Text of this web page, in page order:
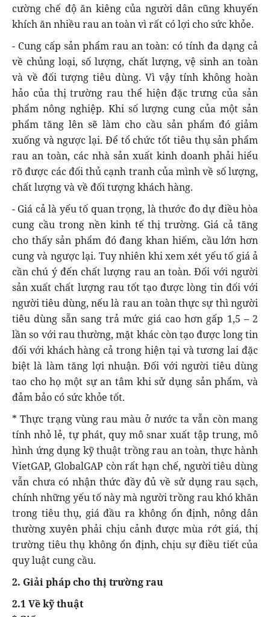
cường chế độ ăn kiêng của người dân cũng khuyến
khích ăn nhiều rau an toàn vì rất có lợi cho sức khỏe.
- Cung cấp sản phẩm rau an toàn: có tính đa dạng cả
về chủng loại, số lượng, chất lượng, vệ sinh an toàn
và về đối tượng tiêu dùng. Vì vậy tính không hoàn
hảo của thị trường rau thể hiện đặc trưng của sản
phẩm nông nghiệp. Khi số lượng cung của một sản
phẩm tăng lên sẽ làm cho cầu sản phẩm đó giảm
xuống và ngược lại. Để tổ chức tốt tiêu thụ sản phẩm
rau an toàn, các nhà sản xuất kinh doanh phải hiểu
rõ được các đối thủ cạnh tranh của mình về số lượng,
chất lượng và về đối tượng khách hàng.
- Giá cả là yếu tố quan trọng, là thước đo dự điều hòa
cung cầu trong nền kinh tế thị trường. Giá cả tăng
cho thấy sản phẩm đó đang khan hiếm, cầu lớn hơn
cung và ngược lại. Tuy nhiên khi xem xét yếu tố giá ả
cần chú ý đến chất lượng rau an toàn. Đối với người
sản xuất chất lượng rau tốt tạo được lòng tin đối với
người tiêu dùng, nếu là rau an toàn thực sự thì người
tiêu dùng sẵn sang trả mức giá cao hơn gấp 1,5 – 2
lần so với rau thường, mặt khác còn tạo được long tin
đối với khách hàng cả trong hiện tại và tương lai đặc
biệt là làm tăng lợi nhuận. Đối với người tiêu dùng
tao cho họ một sự an tâm khi sử dụng sản phẩm, và
đảm bảo có sức khỏe tốt.
* Thực trạng vùng rau màu ở nước ta vẫn còn mang
tính nhỏ lẻ, tự phát, quy mô snar xuất tập trung, mô
hình ứng dụng kỹ thuật trồng rau an toàn, thực hành
VietGAP, GlobalGAP còn rất hạn chế, người tiêu dùng
vẫn chưa có nhận thức đầy đủ về sử dụng rau sạch,
chính những yếu tố này mà người trồng rau khó khăn
trong tiêu thụ, giá đầu ra không ổn định, nông dân
thường xuyên phải chịu cảnh được mùa rớt giá, thị
trường tiêu thụ không ổn định, chịu sự điều tiết của
quy luật cung cầu.
2. Giải pháp cho thị trường rau
2.1 Về kỹ thuật